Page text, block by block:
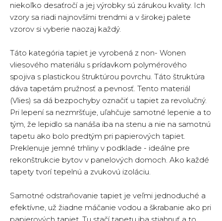
niekoľko desaťročí a jej výrobky sú zárukou kvality. Ich
vzory sa riadi najnovšími trendmi a v širokej palete
vzorov si vyberie naozaj každý.
Táto kategória tapiet je vyrobená z non- Wonen
vliesového materiálu s prídavkom polymérového
spojiva s plastickou štruktúrou povrchu. Táto štruktúra
dáva tapetám pružnosť a pevnosť. Tento materiál
(Vlies) sa dá bezpochyby označiť u tapiet za revolučný.
Pri lepení sa nezmršťuje, uľahčuje samotné lepenie a to
tým, že lepidlo sa nanáša iba na stenu a nie na samotnú
tapetu ako bolo predtým pri papierových tapiet.
Preklenuje jemné trhliny v podklade - ideálne pre
rekonštrukcie bytov v panelových domoch. Ako každé
tapety tvorí tepelnú a zvukovú izoláciu.
Samotné odstraňovanie tapiet je veľmi jednoduché a
efektívne, už žiadne máčanie vodou a škrabanie ako pri